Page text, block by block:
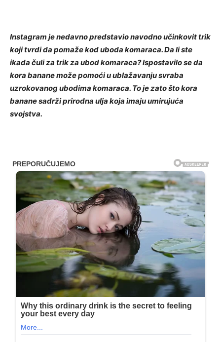
Instagram je nedavno predstavio navodno učinkovit trik
koji tvrdi da pomaže kod uboda komaraca. Da li ste
ikada čuli za trik za ubod komaraca? Ispostavilo se da
kora banane može pomoći u ublažavanju svraba
uzrokovanog ubodima komaraca. To je zato što kora
banane sadrži prirodna ulja koja imaju umirujuća
svojstva.